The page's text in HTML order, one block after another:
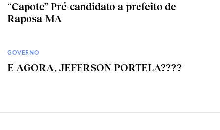
“Capote” Pré-candidato a prefeito de
Raposa-MA
GOVERNO
E AGORA, JEFERSON PORTELA????